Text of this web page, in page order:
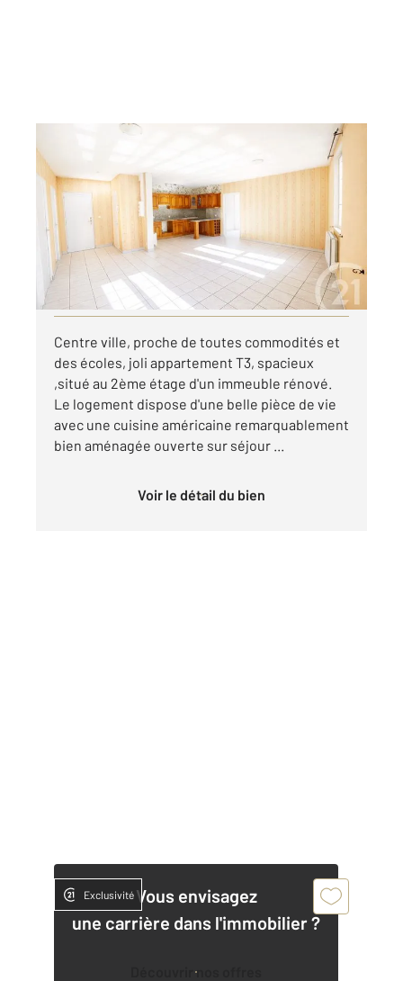
Ref : 13849
Appartement F3 à louer
525 €
par mois charges comprises
Visiter le site dédié
Centre ville, proche de toutes commodités et
des écoles, joli appartement T3, spacieux
,situé au 2ème étage d'un immeuble rénové.
Le logement dispose d'une belle pièce de vie
avec une cuisine américaine remarquablement
bien aménagée ouverte sur séjour ...
Voir le détail du bien
Vous envisagez
une carrière dans l'immobilier ?
Découvrir nos offres
Exclusivité